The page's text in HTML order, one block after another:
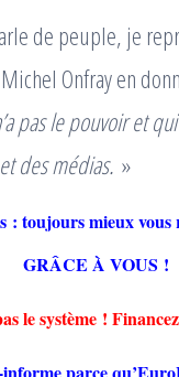
de peuple, je
Onfray en
pas le pouvoir et
des médias. »
: toujours mieux
GRÂCE À VOUS !
le système !